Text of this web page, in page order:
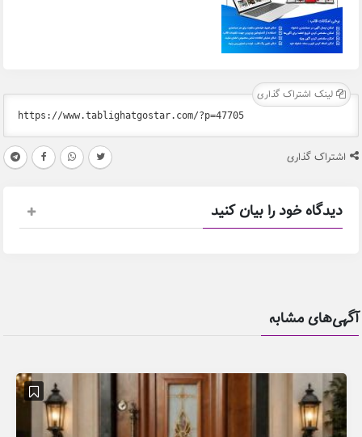
لینک اشتراک گذاری
اشتراک گذاری
دیدگاه خود را بیان کنید
آگهی‌های مشابه